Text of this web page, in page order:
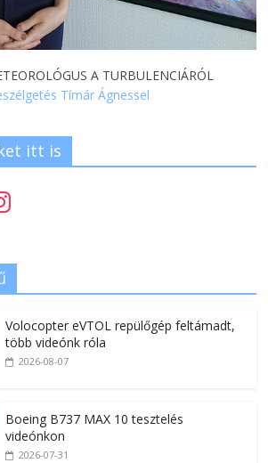
A TURBULENCIÁRÓL
Tímár Ágnessel
itt is
Volocopter eVTOL repülőgép feltámadt,
több videónk róla
2026-08-07
Boeing B737 MAX 10 tesztelés
videónkon
2026-07-31